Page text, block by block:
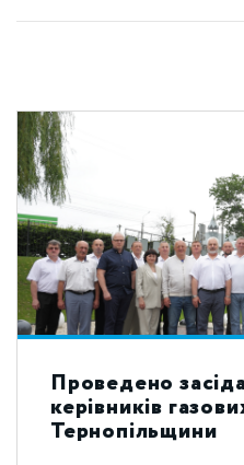
Проведено
керівників
Тернопільщини